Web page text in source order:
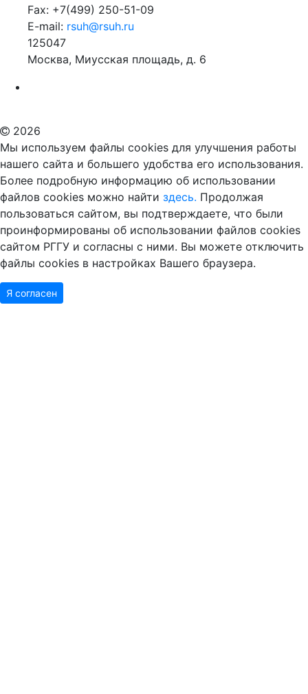
Fax: +7(499) 250-51-09
E-mail: rsuh@rsuh.ru
125047
Москва, Миусская площадь, д. 6
2026
Мы используем файлы cookies для улучшения работы
нашего сайта и большего удобства его использования.
Более подробную информацию об использовании
файлов cookies можно найти здесь. Продолжая
пользоваться сайтом, вы подтверждаете, что были
проинформированы об использовании файлов cookies
сайтом РГГУ и согласны с ними. Вы можете отключить
файлы cookies в настройках Вашего браузера.
Я согласен